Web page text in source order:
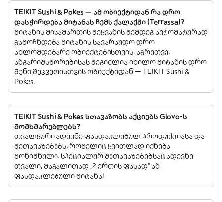
TEIKIT Sushi & Pokes — ამ ობიექტიდან რა დრო
დასჭირდება მიტანას ჩემს ქალაქში (Terrassa)?
მიტანის მისამართის შეყვანის შემდეგ ავტომატურად
გამოჩნდება მიტანის სავარაუდო დრო
ახლომდებარე ობიექტებისთვის. აგრეთვე,
ანგარიშსწორებისას შეგიძლია იხილო მიტანის დრო
შენი შეკვეთისთვის ობიექტიდან — TEIKIT Sushi &
Pokes.
TEIKIT Sushi & Pokes სთავაზობს აქციებს Glovo-ს
მომხმარებლებს?
თვალყური ადევნე ფასდაკლებულ პროდუქციასა და
შეთავაზებებს, რომელიც ყვითლად იქნება
მონიშნული. სპეციალურ შეთავაზებებსაც ადევნე
თვალი, მაგალითად „2 ერთის ფასად“ ან
ფასდაკლებული მიტანა!